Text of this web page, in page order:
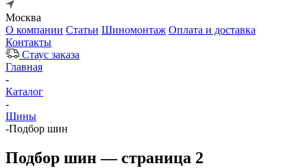
Москва
О компании Статьи Шиномонтаж Оплата и доставка
Контакты
Стаус заказа
Главная
-
Каталог
-
Шины
-Подбор шин
Подбор шин — страница 2